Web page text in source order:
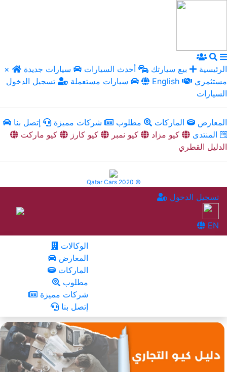
× الرئيسية بيع سيارتك أحدث السيارات
سيارات جديدة
سيارات مستعملة
تسجيل الدخول English
السيارات
المعارض الماركات مطلوب شركات مميزة
إتصل بنا
المنتدى
كيو مزاد كيو نمبر كيو كارز
كيو ماركت
الدليل القطري
Qatar Cars 2020 ©
تسجيل الدخول
EN
الوكالات
المعارض
الماركات
مطلوب
شركات مميزة
إتصل بنا